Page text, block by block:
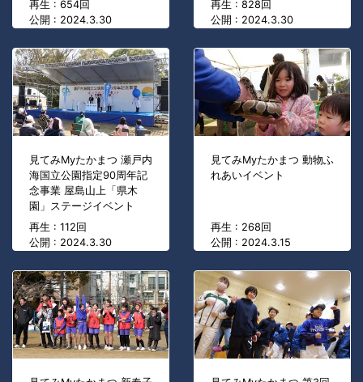
再生 : 654回
公開 : 2024.3.30
再生 : 828回
公開 : 2024.3.30
見てみMyたかまつ 瀬戸内
海国立公園指定90周年記
念事業 屋島山上「県木
園」ステージイベント
再生 : 112回
公開 : 2024.3.30
見てみMyたかまつ 動物ふ
れあいイベント
再生 : 268回
公開 : 2024.3.15